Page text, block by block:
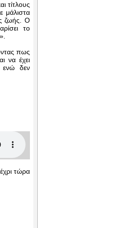
τίτλους
μάλιστα
ζωής. Ο
το
πως
να έχει
ενώ δεν
τώρα